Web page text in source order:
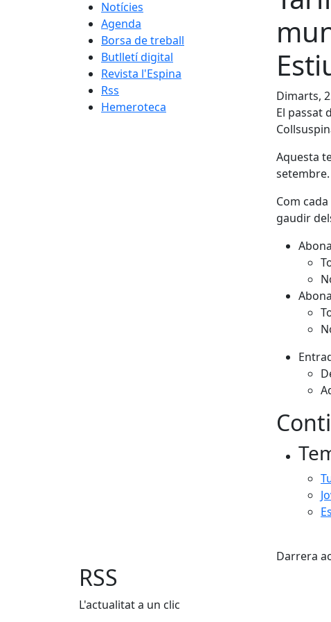
Notícies
Agenda
Borsa de treball
Butlletí digital
Revista l'Espina
Rss
Hemeroteca
Dimarts,
El passat
Aquesta
setembre.
Com
gaudir
Darrera
RSS
L'actualitat a un clic